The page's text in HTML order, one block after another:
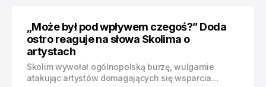
„Może był pod wpływem czegoś?” Doda
ostro reaguje na słowa Skolima o
artystach
Skolim wywołał ogólnopolską burzę, wulgarnie
atakując artystów domagających się wsparcia